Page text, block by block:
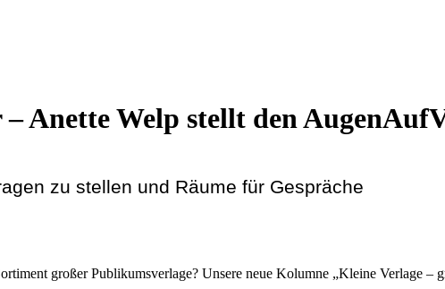
Anette Welp stellt den
zu stellen und Räume für Gespräche
großer Publikumsverlage? Unsere neue Kolumne „Kleine Verlage –